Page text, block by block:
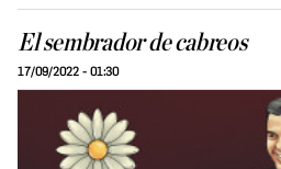
El sembrador de cabreos
17/09/2022 - 01:30